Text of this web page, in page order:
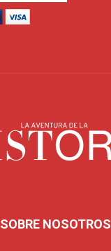
SOBRE NOSOTROS